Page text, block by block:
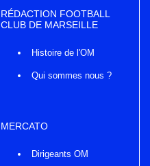
RÉDACTION FOOTBALL
CLUB DE MARSEILLE
Histoire de l'OM
Qui sommes nous ?
MERCATO
Dirigeants OM